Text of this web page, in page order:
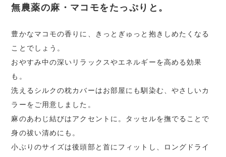
無農薬の麻・マコモをたっぷりと。
豊かなマコモの香りに、きっとぎゅっと抱きしめたくなる
ことでしょう。
おやすみ中の深いリラックスやエネルギーを高める効果
も。
洗えるシルクの枕カバーはお部屋にも馴染む、やさしいカ
ラーをご用意しました。
麻のあわじ結びはアクセントに。タッセルを撫でることで
身の祓い清めにも。
小ぶりのサイズは後頭部と首にフィットし、ロングドライ